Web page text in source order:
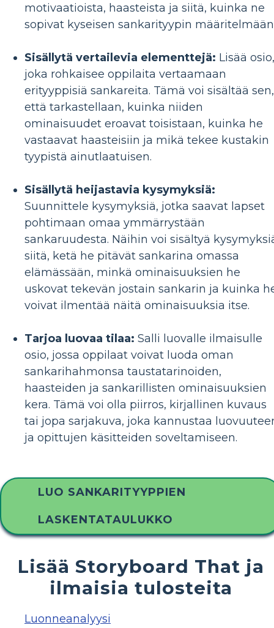
motivaatioista, haasteista ja siitä, kuinka ne
sopivat kyseisen sankarityypin
Sisällytä vertailevia elementtejä: Lisää osio,
joka rohkaisee oppilaita vertaamaan
erityyppisiä sankareita. Tämä voi sisältää sen,
että tarkastellaan, kuinka niiden
ominaisuudet eroavat toisistaan, kuinka he
vastaavat haasteisiin ja mikä tekee kustakin
tyypistä ainutlaatuisen.
Sisällytä heijastavia kysymyksiä:
Suunnittele kysymyksiä, jotka saavat lapset
pohtimaan omaa ymmärrystään
sankaruudesta. Näihin voi sisältyä
siitä, ketä he pitävät sankarina omassa
elämässään, minkä ominaisuuksien he
uskovat tekevän jostain sankarin ja kuinka
voivat ilmentää näitä ominaisuuksia itse.
Tarjoa luovaa tilaa: Salli luovalle ilmaisulle
osio, jossa oppilaat voivat luoda oman
sankarihahmonsa taustatarinoiden,
haasteiden ja sankarillisten ominaisuuksien
kera. Tämä voi olla piirros, kirjallinen kuvaus
tai jopa sarjakuva, joka kannustaa
ja opittujen käsitteiden soveltamiseen.
LUO SANKARITYYPPIEN
LASKENTATAULUKKO
Lisää Storyboard That ja
ilmaisia ​​tulosteita
Luonneanalyysi